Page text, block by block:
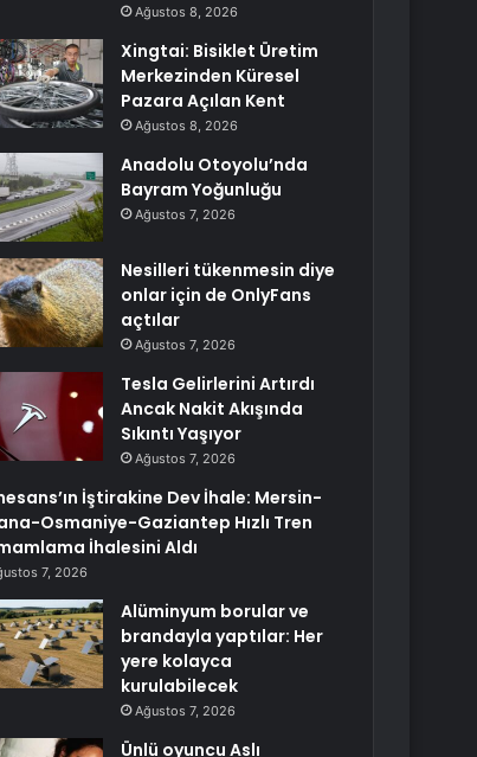
Ağustos 8, 2026
Xingtai: Bisiklet Üretim
Merkezinden Küresel
Pazara Açılan Kent
Ağustos 8, 2026
Anadolu Otoyolu’nda
Bayram Yoğunluğu
Ağustos 7, 2026
Nesilleri tükenmesin diye
onlar için de OnlyFans
açtılar
Ağustos 7, 2026
Tesla Gelirlerini Artırdı
Ancak Nakit Akışında
Sıkıntı Yaşıyor
Ağustos 7, 2026
İştirakine Dev İhale: Mersin-
Osmaniye-Gaziantep Hızlı Tren
İhalesini Aldı
7, 2026
Alüminyum borular ve
brandayla yaptılar: Her
yere kolayca
kurulabilecek
Ağustos 7, 2026
Ünlü oyuncu Aslı